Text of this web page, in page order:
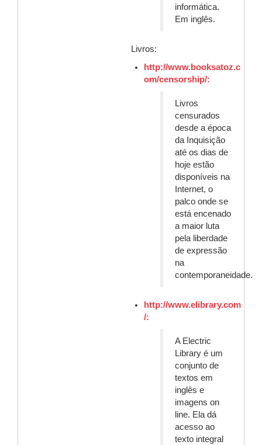
informática.
Em inglês.
Livros:
http://www.booksatoz.c
om/censorship/:
Livros
censurados
desde a época
da Inquisição
até os dias de
hoje estão
disponíveis na
Internet, o
palco onde se
está encenado
a maior luta
pela liberdade
de expressão
na
contemporaneidade.
http://www.elibrary.com
/:
A Electric
Library é um
conjunto de
textos em
inglês e
imagens on
line. Ela dá
acesso ao
texto integral